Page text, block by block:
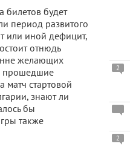
билетов будет
период развитого
или иной дефицит,
отнюдь
желающих
прошедшие
стартовой
знают ли
бы
также
2
2